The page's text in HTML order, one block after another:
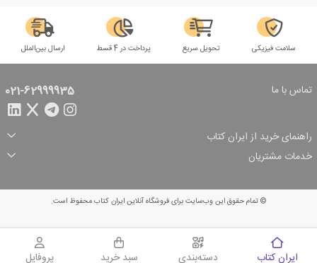
سلامت فیزیکی تحویل سریع پرداخت در 4 قسط ارسال بین‌الملل
تماس با ما 021-62999935
راهنمای خرید از ایران کتاب
ثبت سفارش
شرایط ارسال سفارش
شیوه پرداخت
تخفیف‌های خرید
خدمات مشتریان
© تمام حقوق این وب‌سایت برای فروشگاه آنلاین ایران کتاب محفوظ است.
ایران کتاب دسته‌بندی
سبد خرید
سبد خرید پروفایل